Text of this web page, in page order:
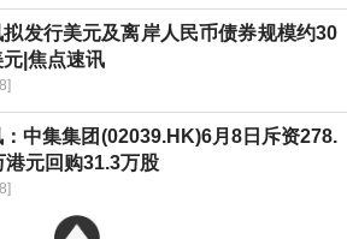
拟发行美元及离岸人民币债券规模约30
|焦点速讯
：中集集团(02039.HK)6月8日斥资278.
港元回购31.3万股